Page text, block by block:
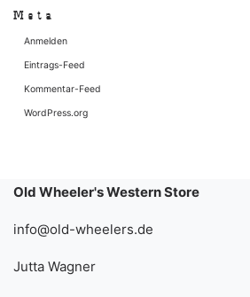
Meta
Anmelden
Eintrags-Feed
Kommentar-Feed
WordPress.org
Old Wheeler's Western Store
info@old-wheelers.de
Jutta Wagner